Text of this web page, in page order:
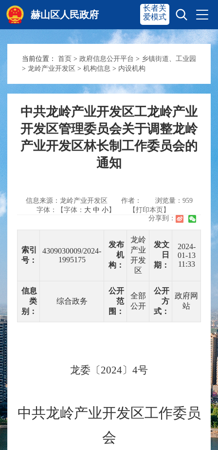
赫山区人民政府
赫山首页 奋进赫山
信息公开 政务服务
长者关
爱模式
当前位置： 首页 > 政府信息公开平台 > 乡镇街道、工业园
> 龙岭产业开发区 > 机构信息 > 内设机构
中共龙岭产业开发区工龙岭产业
开发区管理委员会关于调整龙岭
产业开发区林长制工作委员会的
通知
信息来源：龙岭产业开发区 作者： 浏览量： 959
字体：【字体： 大 中 小】
【打印本页】
分享到：
索引
号：
4309030009/2024-
1995175
发布
机
构：
龙岭
产业
开发
区
发文
日
期：
2024-
01-13
11:33
信息
类
别：
综合政务
公开
范
围：
全部
公开
公开
方
式：
政府网
站
龙委 〔2024〕 4号
中共龙岭产业开发区工作委员
会